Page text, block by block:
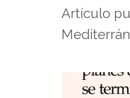
Artículo